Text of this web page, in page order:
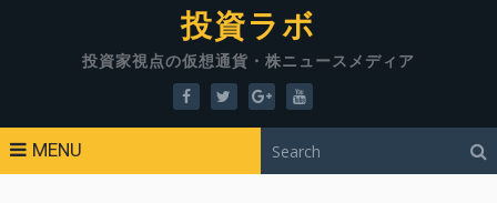
投資ラボ
投資家視点の仮想通貨・株ニュースメディア
MENU